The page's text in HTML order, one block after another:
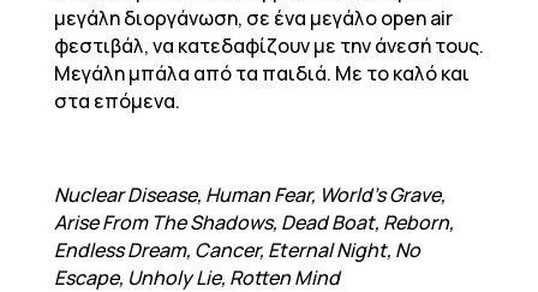
μεγάλη διοργάνωση, σε ένα μεγάλο open air
φεστιβάλ, να κατεδαφίζουν με την άνεσή τους.
Μεγάλη μπάλα από τα παιδιά. Με το καλό και
στα επόμενα.
Nuclear Disease, Human Fear, World’s Grave,
Arise From The Shadows, Dead Boat, Reborn,
Endless Dream, Cancer, Eternal Night, No
Escape, Unholy Lie, Rotten Mind